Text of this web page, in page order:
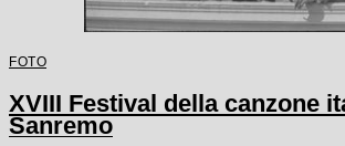
FOTO
XVIII Festival della canzone
Sanremo